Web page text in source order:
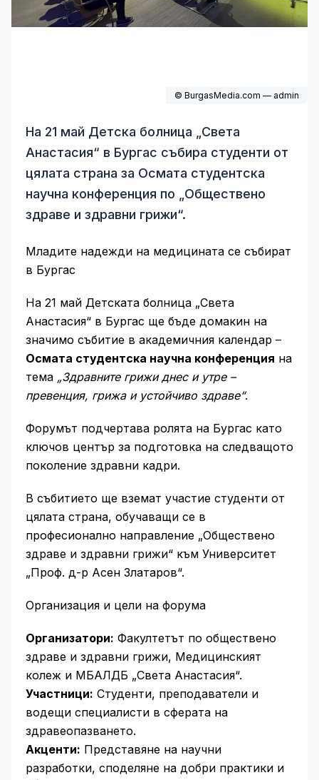
© BurgasMedia.com — admin
На 21 май Детска болница „Света
Анастасия“ в Бургас събира студенти от
цялата страна за Осмата студентска
научна конференция по „Обществено
здраве и здравни грижи“.
Младите надежди на медицината се събират
в Бургас
На 21 май Детската болница „Света
Анастасия“ в Бургас ще бъде домакин на
значимо събитие в академичния календар –
Осмата студентска научна конференция на
тема „Здравните грижи днес и утре –
превенция, грижа и устойчиво здраве“.
Форумът подчертава ролята на Бургас като
ключов център за подготовка на следващото
поколение здравни кадри.
В събитието ще вземат участие студенти от
цялата страна, обучаващи се в
професионално направление „Обществено
здраве и здравни грижи“ към Университет
„Проф. д-р Асен Златаров“.
Организация и цели на форума
Организатори: Факултетът по обществено
здраве и здравни грижи, Медицинският
колеж и МБАЛДБ „Света Анастасия“.
Участници: Студенти, преподаватели и
водещи специалисти в сферата на
здравеопазването.
Акценти: Представяне на научни
разработки, споделяне на добри практики и